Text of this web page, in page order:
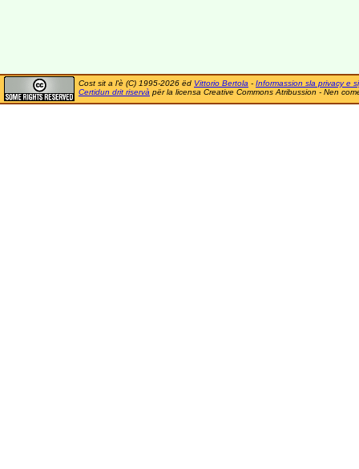
Cost sit a l'è (C) 1995-2026 ëd Vittorio Bertola - Informassion sla privacy e
Certidun drit riservà për la licensa Creative Commons Atribussion - Nen